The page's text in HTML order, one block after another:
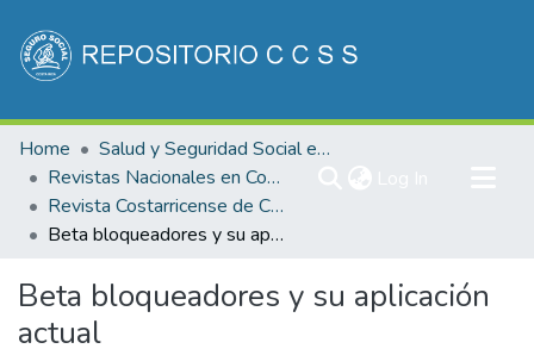
Communities & Collections
All of DSpace
Statistics
Home
Salud y Seguridad Social en Costa Rica
Revistas Nacionales en Costa Rica
Revista Costarricense de Cardiología
Beta bloqueadores y su aplicación actual
Beta bloqueadores y su aplicación
actual